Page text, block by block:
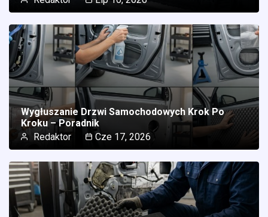
Wygłuszanie Drzwi Samochodowych Krok Po
Kroku – Poradnik
Redaktor
Cze 17, 2026